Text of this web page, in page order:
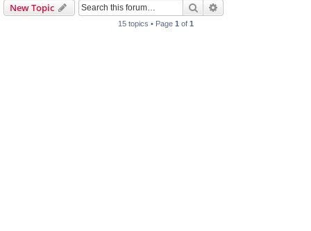
New Topic Search
15 topics • Page 1 of 1